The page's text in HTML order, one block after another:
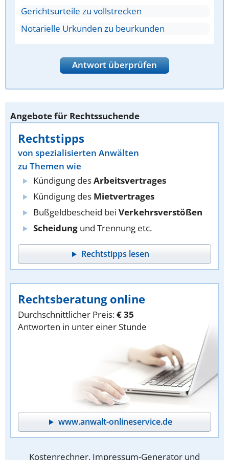
Gerichtsurteile zu vollstrecken
Notarielle Urkunden zu beurkunden
Antwort überprüfen
Angebote für Rechtssuchende
Rechtstipps
von spezialisierten Anwälten
zu Themen wie
Kündigung desArbeitsvertrages
Kündigung des Mietvertrages
Bußgeldbescheid bei Verkehrsverstößen
Scheidung und Trennung etc.
Rechtstipps lesen
Rechtsberatung online
Durchschnittlicher Preis:€ 35
Antworten in unter einer Stunde
www.anwalt-onlineservice.de
Kostenrechner, Impressum-Generator und